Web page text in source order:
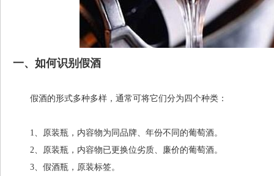
一、如何识别假酒
假酒的形式多种多样，通常可将它们分为四个种类：
1、原装瓶，内容物为同品牌、年份不同的葡萄酒。
2、原装瓶，内容物已更换位劣质、廉价的葡萄酒。
3、假酒瓶，原装标签。